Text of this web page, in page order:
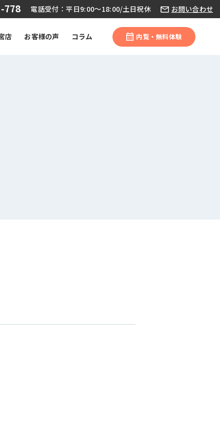
778 電話受付：平日9:00～18:00/土日祝休 お問い合わせ
店 お客様の声 コラム 内覧・無料体験